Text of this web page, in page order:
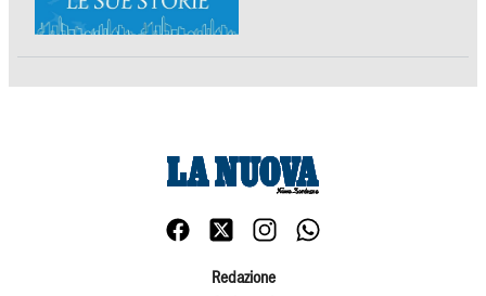
Redazione